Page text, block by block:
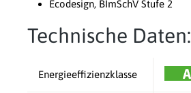
Ecodesign, BImSchV Stufe 2
Technische Daten:
Energieeffizienzklasse